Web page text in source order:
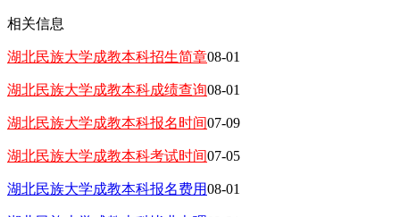
相关信息
湖北民族大学成教本科招生简章08-01
湖北民族大学成教本科成绩查询08-01
湖北民族大学成教本科报名时间07-09
湖北民族大学成教本科考试时间07-05
湖北民族大学成教本科报名费用08-01